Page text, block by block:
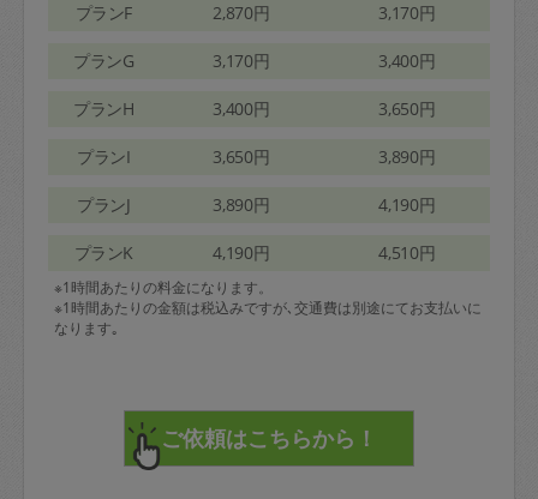
プランF 2,870円 3,170円
プランG 3,170円 3,400円
プランH 3,400円 3,650円
プランI 3,650円 3,890円
プランJ 3,890円 4,190円
プランK 4,190円 4,510円
※1時間あたりの料金になります。
※1時間あたりの金額は税込みですが､交通費は別途にてお支払いに
なります｡